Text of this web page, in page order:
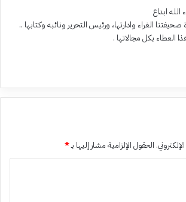
الله ابداع
صحيفتنا الغراء وادارتها، ورئيس التحرير ونائبه وكتابها ..
العطاء بكل مجالاتها .
الحقول الإلزامية مشار إليها بـ*